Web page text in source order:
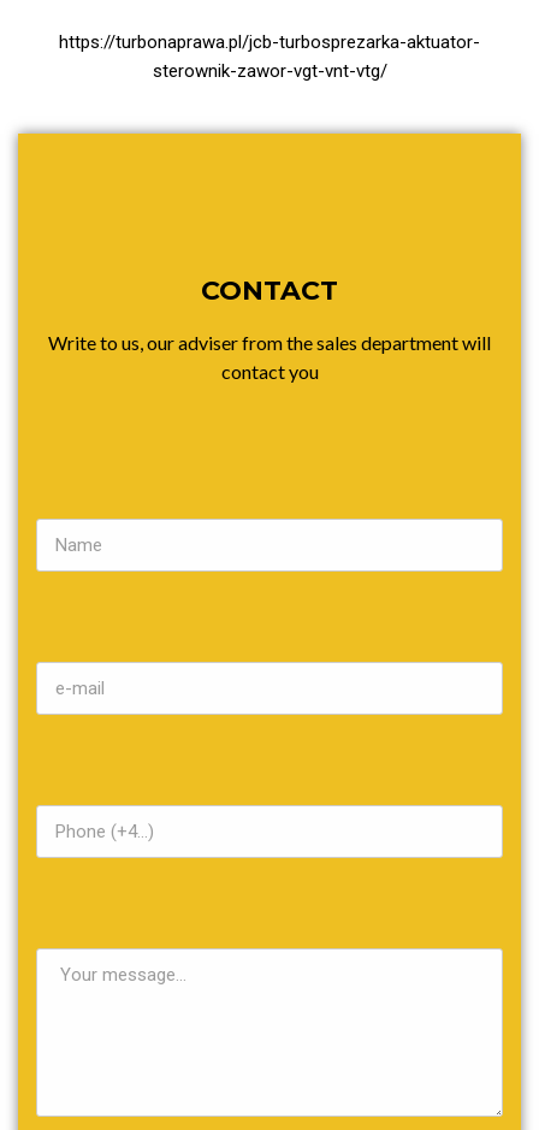
https://turbonaprawa.pl/jcb-turbosprezarka-aktuator-
sterownik-zawor-vgt-vnt-vtg/
CONTACT
Write to us, our adviser from the sales department will
contact you